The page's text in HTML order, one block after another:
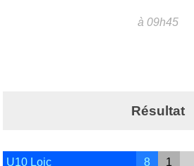
à 09h45
Résultat
U10 Loic 8 1